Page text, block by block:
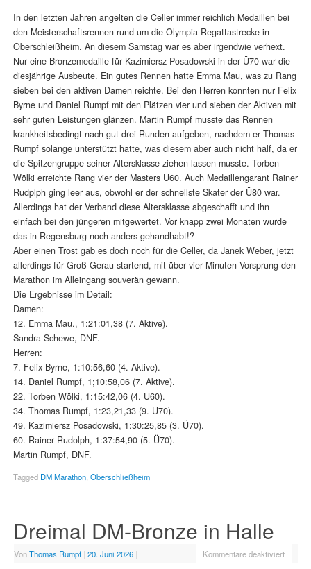
In den letzten Jahren angelten die Celler immer reichlich Medaillen bei
den Meisterschaftsrennen rund um die Olympia-Regattastrecke in
Oberschleißheim. An diesem Samstag war es aber irgendwie verhext.
Nur eine Bronzemedaille für Kazimiersz Posadowski in der Ü70 war die
diesjährige Ausbeute. Ein gutes Rennen hatte Emma Mau, was zu Rang
sieben bei den aktiven Damen reichte. Bei den Herren konnten nur Felix
Byrne und Daniel Rumpf mit den Plätzen vier und sieben der Aktiven mit
sehr guten Leistungen glänzen. Martin Rumpf musste das Rennen
krankheitsbedingt nach gut drei Runden aufgeben, nachdem er Thomas
Rumpf solange unterstützt hatte, was diesem aber auch nicht half, da er
die Spitzengruppe seiner Altersklasse ziehen lassen musste. Torben
Wölki erreichte Rang vier der Masters U60. Auch Medaillengarant Rainer
Rudplph ging leer aus, obwohl er der schnellste Skater der Ü80 war.
Allerdings hat der Verband diese Altersklasse abgeschafft und ihn
einfach bei den jüngeren mitgewertet. Vor knapp zwei Monaten wurde
das in Regensburg noch anders gehandhabt!?
Aber einen Trost gab es doch noch für die Celler, da Janek Weber, jetzt
allerdings für Groß-Gerau startend, mit über vier Minuten Vorsprung den
Marathon im Alleingang souverän gewann.
Die Ergebnisse im Detail:
Damen:
12. Emma Mau., 1:21:01,38 (7. Aktive).
Sandra Schewe, DNF.
Herren:
7. Felix Byrne, 1:10:56,60 (4. Aktive).
14. Daniel Rumpf, 1;10:58,06 (7. Aktive).
22. Torben Wölki, 1:15:42,06 (4. U60).
34. Thomas Rumpf, 1:23,21,33 (9. U70).
49. Kazimiersz Posadowski, 1:30:25,85 (3. Ü70).
60. Rainer Rudolph, 1:37:54,90 (5. Ü70).
Martin Rumpf, DNF.
Tagged DM Marathon, Oberschließheim
Dreimal DM-Bronze in Halle
VonThomas Rumpf | 20. Juni 2026 | Kommentare deaktiviert